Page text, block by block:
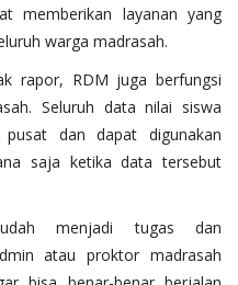
memberikan layanan yang
warga madrasah.
rapor, RDM juga berfungsi
Seluruh data nilai siswa
dan dapat digunakan
saja ketika data tersebut
menjadi tugas dan
atau proktor madrasah